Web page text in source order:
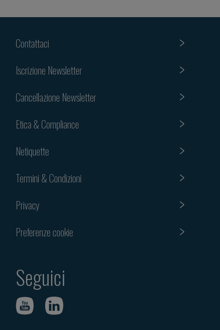
Contattaci
Iscrizione Newsletter
Cancellazione Newsletter
Etica & Compliance
Netiquette
Termini & Condizioni
Privacy
Preferenze cookie
Seguici